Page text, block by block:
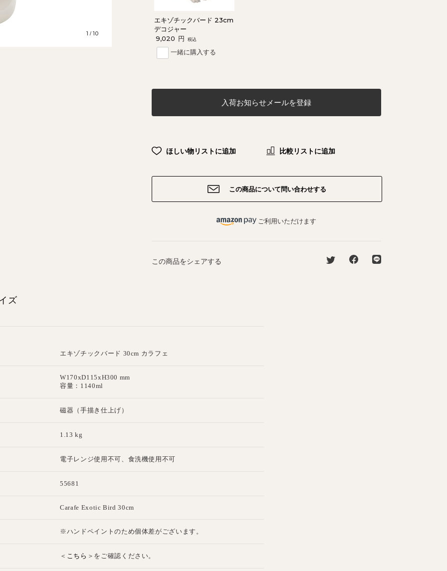
1 / 10
エキゾチックバード 23cm
デコジャー
9,020 円 税込
一緒に購入する
入荷お知らせメールを登録
ほしい物リストに追加 比較リストに追加
この商品について問い合わせする
ご利用いただけます
この商品をシェアする
ズ
エキゾチックバード 30cm カラフェ
W170xD115xH300 mm
容量：1140ml
磁器（手描き仕上げ）
1.13 kg
電子レンジ使用不可、食洗機使用不可
55681
Carafe Exotic Bird 30cm
※ハンドペイントのため個体差がございます。
＜ こちら ＞をご確認ください。